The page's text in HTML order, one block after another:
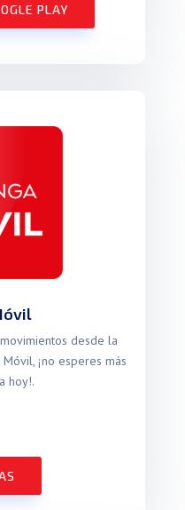
PLAY
desde la
¡no esperes más
hoy!.